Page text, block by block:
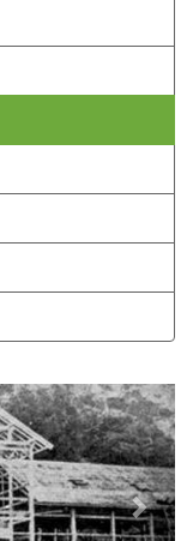
n
e
x
t